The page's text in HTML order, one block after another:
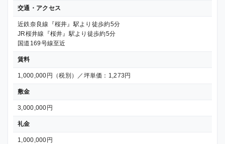
交通・アクセス
近鉄奈良線『桜井』駅より徒歩約5分
JR桜井線『桜井』駅より徒歩約5分
国道169号線至近
賃料
1,000,000円（税別）／坪単価：1,273円
敷金
3,000,000円
礼金
1,000,000円